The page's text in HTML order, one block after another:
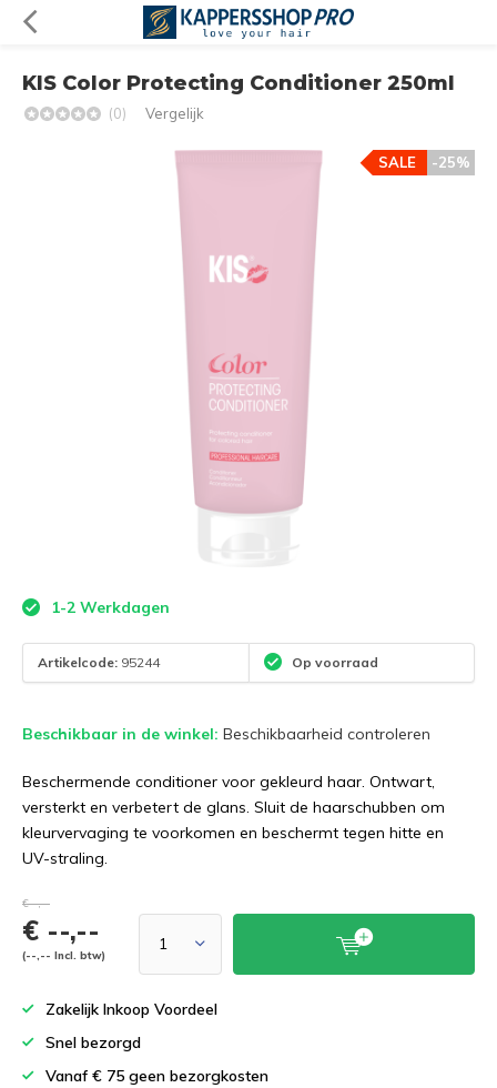
KIS Color Protecting Conditioner 250ml
(0) Vergelijk
-25%
SALE
1-2 Werkdagen
Artikelcode: 95244 Op voorraad
Beschikbaar in de winkel: Beschikbaarheid controleren
Beschermende conditioner voor gekleurd haar. Ontwart,
versterkt en verbetert de glans. Sluit de haarschubben om
kleurvervaging te voorkomen en beschermt tegen hitte en
UV-straling.
€--,--
€ --,--
(--,-- Incl. btw)
Zakelijk Inkoop Voordeel
Snel bezorgd
Vanaf € 75 geen bezorgkosten